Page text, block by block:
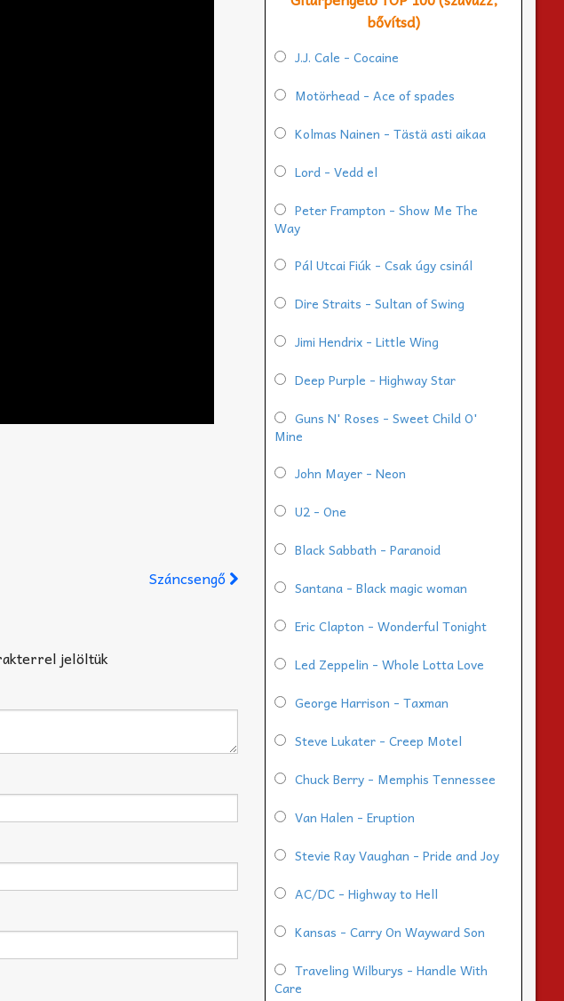
Száncsengő
jelöltük
bővítsd)
J.J. Cale - Cocaine
Motörhead - Ace of spades
Kolmas Nainen - Tästä asti aikaa
Lord - Vedd el
Peter Frampton - Show Me The
Way
Pál Utcai Fiúk - Csak úgy csinál
Dire Straits - Sultan of Swing
Jimi Hendrix - Little Wing
Deep Purple - Highway Star
Guns N' Roses - Sweet Child O'
Mine
John Mayer - Neon
U2 - One
Black Sabbath - Paranoid
Santana - Black magic woman
Eric Clapton - Wonderful Tonight
Led Zeppelin - Whole Lotta Love
George Harrison - Taxman
Steve Lukater - Creep Motel
Chuck Berry - Memphis Tennessee
Van Halen - Eruption
Stevie Ray Vaughan - Pride and Joy
AC/DC - Highway to Hell
Kansas - Carry On Wayward Son
Traveling Wilburys - Handle With
Care